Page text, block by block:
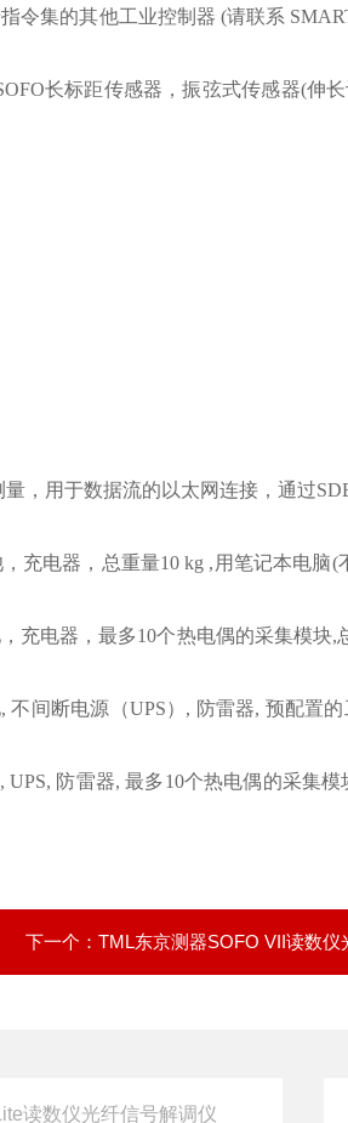
令集的其他工业控制器 (请联系
长标距传感器，振弦式传感器(伸长
，用于数据流的以太网连接，通过
充电器，总重量10 kg ,用笔记本电脑(
充电器，最多10个热电偶的采集模块,
间断电源（UPS）, 防雷器, 预配置
防雷器, 最多10个热电偶的采集
下一个： TML东京测器SOFO VII读数仪光纤信